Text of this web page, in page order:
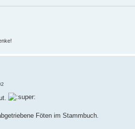
Föten im Stammbuch.